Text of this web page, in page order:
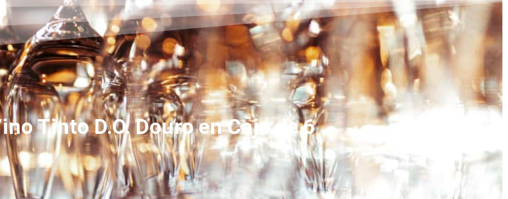
Tinto D.O. Douro en Caja de 6